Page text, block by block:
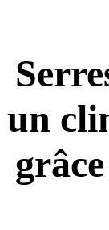
un